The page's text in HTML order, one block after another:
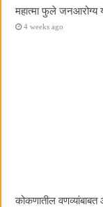
महात्मा फुले
4 weeks ago
कोकणातील